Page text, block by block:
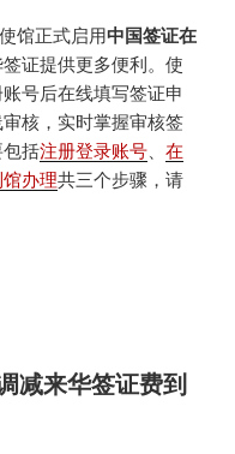
馆正式启用中国签证在
证提供更多便利。使
号后在线填写签证申
核，实时掌握审核签
括注册登录账号
在
办理共三个步骤，请
减来华签证费到